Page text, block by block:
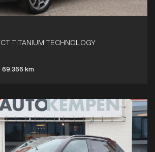
TITANIUM TECHNOLOGY
69.366 km